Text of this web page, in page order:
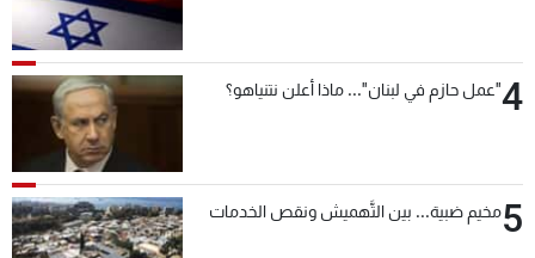
4"عمل حازم في لبنان"... ماذا أعلن نتنياهو؟
5مخيم ضبية... بين التَّهميش ونقص الخدمات